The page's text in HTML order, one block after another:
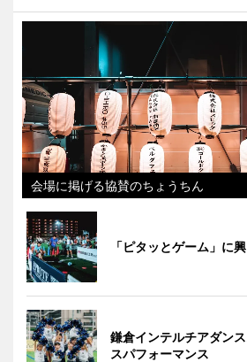
会場に掲げる協賛のちょうちん
「ピタッとゲーム」に
鎌倉インテルチアダン
スパフォーマンス